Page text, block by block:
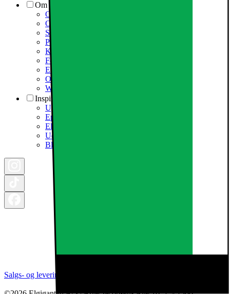
Om Elgiganten
Om Elkjøp Nordic
Om Elgiganten
Samfundsansvar
Presseinformation
Karriere i Elgiganten
Fødevarestyrelsen smiley
Elgigantens Kundeklub
Om Elgiganten Erhverv
Whistleblowing i organisationen
Inspiration
Ugens tilbud - og andre gode priser
Epoq køkken & bryggers
Elgigantens Magasin
Udsalg
Black Friday 2026
Salgs- og leveringsbetingelser